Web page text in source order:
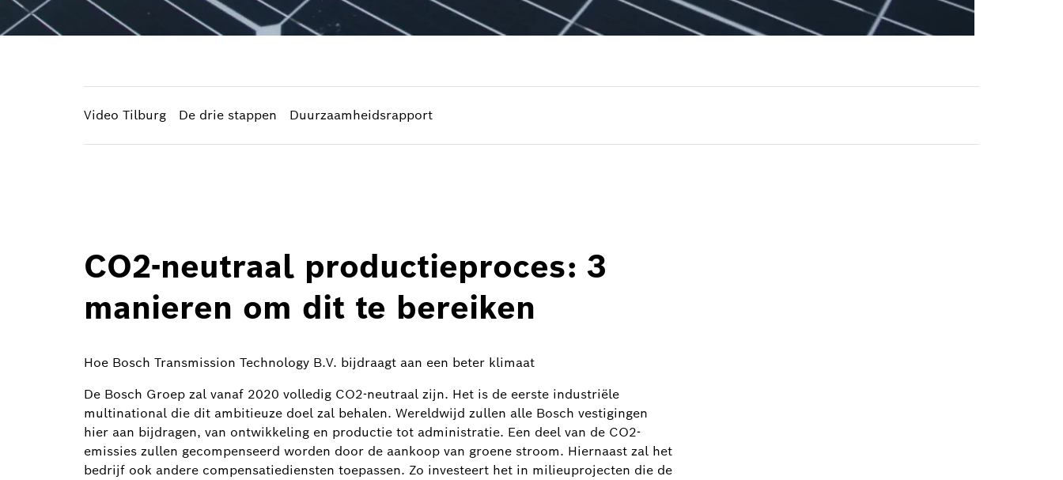
Video Tilburg De drie stappen Duurzaamheidsrapport
CO2-neutraal productieproces: 3
manieren om dit te bereiken
Hoe Bosch Transmission Technology B.V. bijdraagt aan een beter klimaat
De Bosch Groep zal vanaf 2020 volledig CO2-neutraal zijn. Het is de eerste industriële
multinational die dit ambitieuze doel zal behalen. Wereldwijd zullen alle Bosch vestigingen
hier aan bijdragen, van ontwikkeling en productie tot administratie. Een deel van de CO2-
emissies zullen gecompenseerd worden door de aankoop van groene stroom. Hiernaast zal het
bedrijf ook andere compensatiediensten toepassen. Zo investeert het in milieuprojecten die de